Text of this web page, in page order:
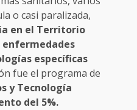
o casi paralizada,
en el Territorio
enfermedades
específicas
fue el programa de
y Tecnología
del 5%.